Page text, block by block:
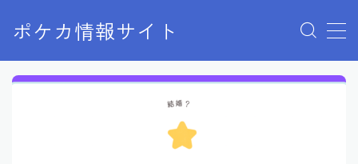
ポケカ情報サイト
MENU
Home